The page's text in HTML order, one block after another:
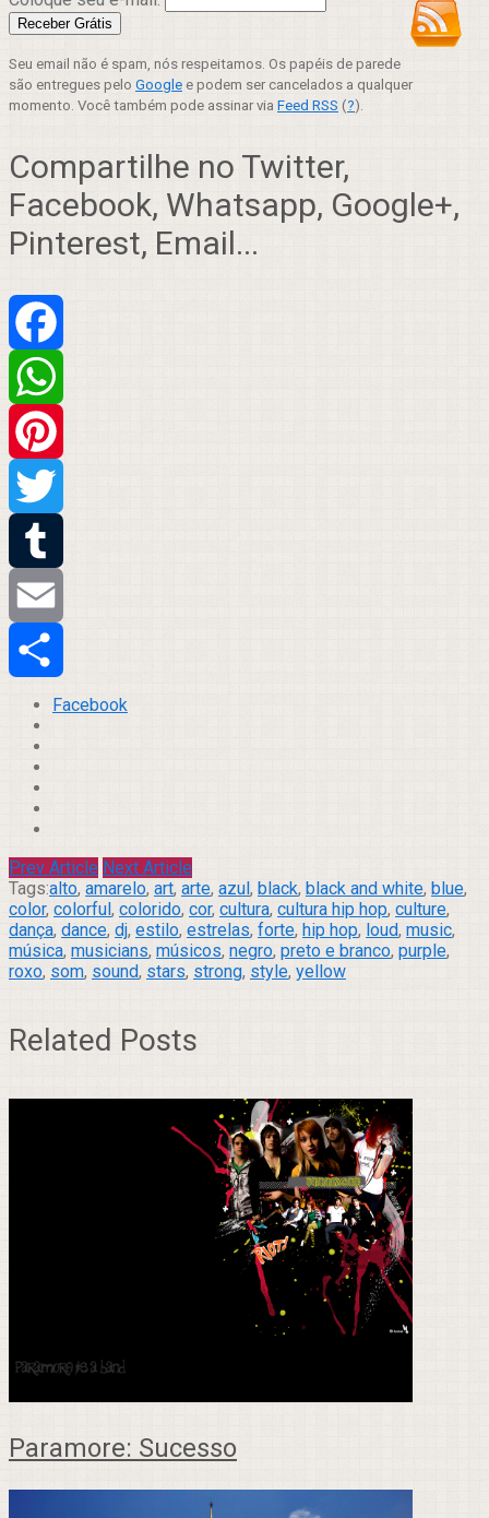
Seu email não é spam, nós respeitamos. Os papéis de parede
são entregues pelo Google e podem ser cancelados a qualquer
momento. Você também pode assinar via Feed RSS (?).
Compartilhe no Twitter,
Facebook, Whatsapp, Google+,
Pinterest, Email...
Facebook
WhatsApp
Pinterest
Twitter
Tumblr
Email
Compartilhar
Facebook
Prev Article Next Article
Tags:alto, amarelo, art, arte, azul, black, black and white, blue,
color, colorful, colorido, cor, cultura, cultura hip hop, culture,
dança, dance, dj, estilo, estrelas, forte, hip hop, loud, music,
música, musicians, músicos, negro, preto e branco, purple,
roxo, som, sound, stars, strong, style, yellow
Related Posts
Paramore: Sucesso